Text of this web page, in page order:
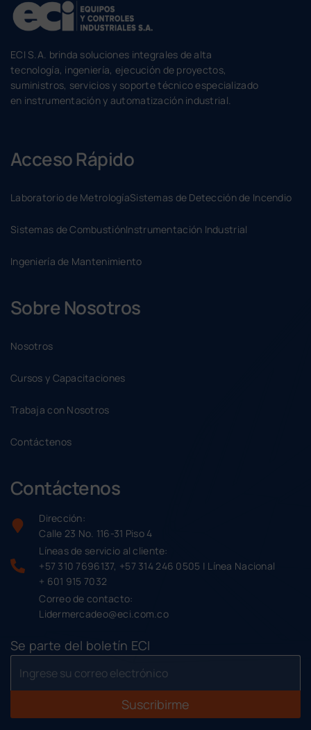
ECI S.A. brinda soluciones integrales de alta
tecnología, ingeniería, ejecución de proyectos,
suministros, servicios y soporte técnico especializado
en instrumentación y automatización industrial.
Acceso Rápido
Laboratorio de MetrologíaSistemas de Detección de Incendio
Sistemas de CombustiónInstrumentación Industrial
Ingeniería de Mantenimiento
Sobre Nosotros
Nosotros
Cursos y Capacitaciones
Trabaja con Nosotros
Contáctenos
Contáctenos
Dirección:
Calle 23 No. 116-31 Piso 4
Líneas de servicio al cliente:
+57 310 7696137, +57 314 246 0505 | Línea Nacional
+ 601 915 7032
Correo de contacto:
Lidermercadeo@eci.com.co
Se parte del boletín ECI
Suscribirme